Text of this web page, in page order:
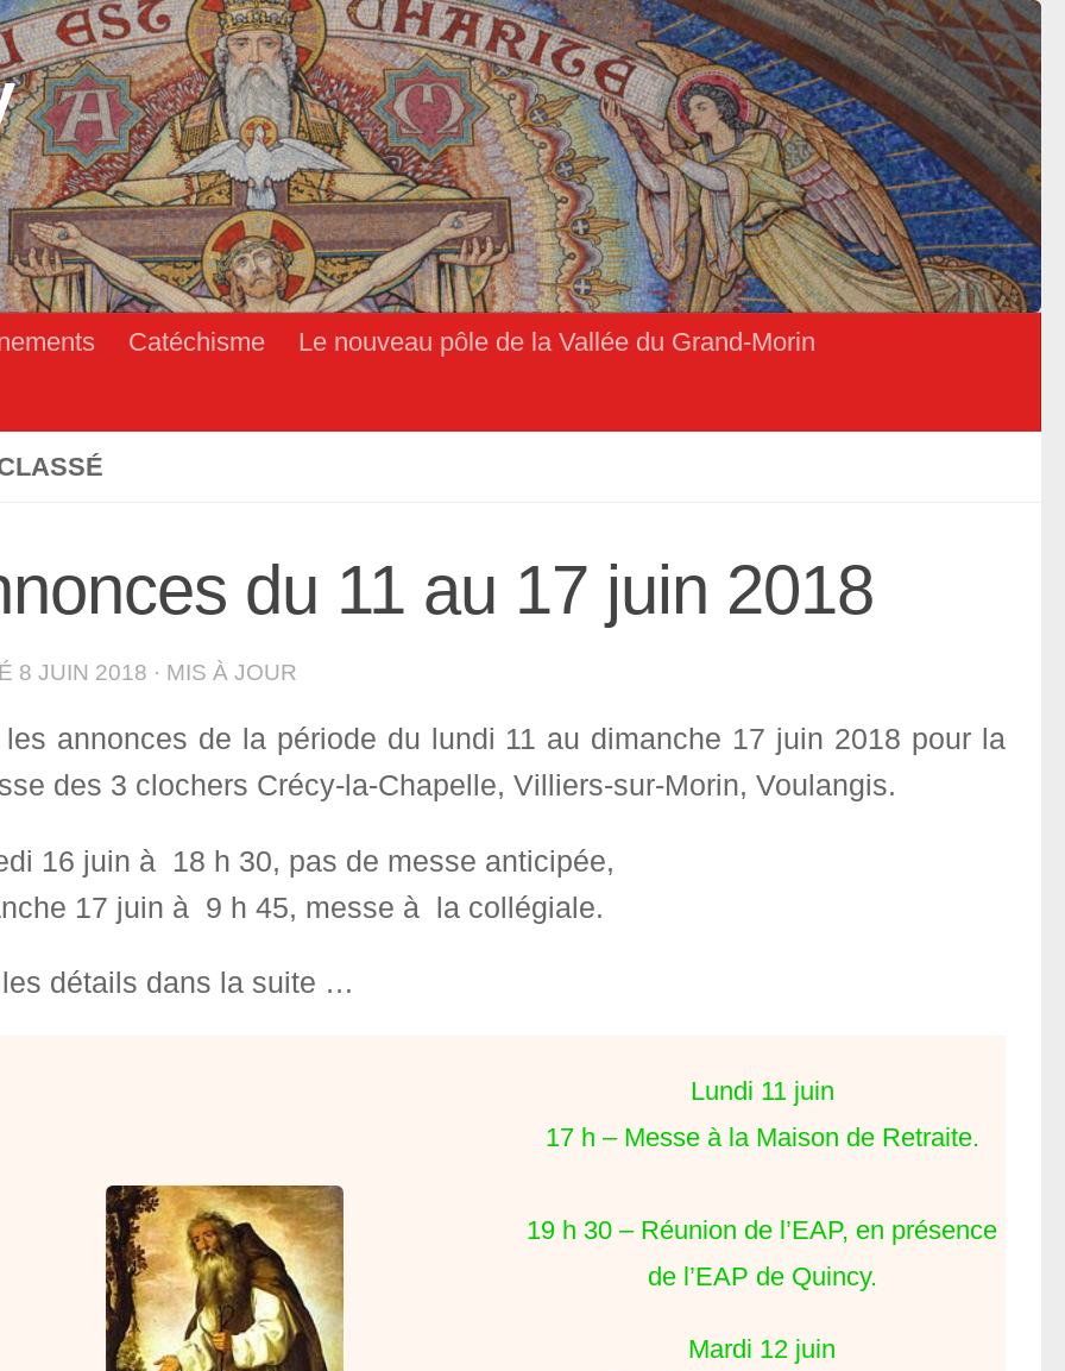
Catéchisme Le nouveau pôle de la Vallée du Grand-Morin
du 11 au 17 juin 2018
8 JUIN 2018 · MIS À JOUR
annonces de la période du lundi 11 au dimanche 17 juin 2018 pour la
des 3 clochers Crécy-la-Chapelle, Villiers-sur-Morin, Voulangis.
16 juin à 18 h 30, pas de messe anticipée,
17 juin à 9 h 45, messe à la collégiale.
les détails dans la suite …
Lundi 11 juin
17 h – Messe à la Maison de Retraite.
19 h 30 – Réunion de l’EAP, en présence
de l’EAP de Quincy.
Mardi 12 juin